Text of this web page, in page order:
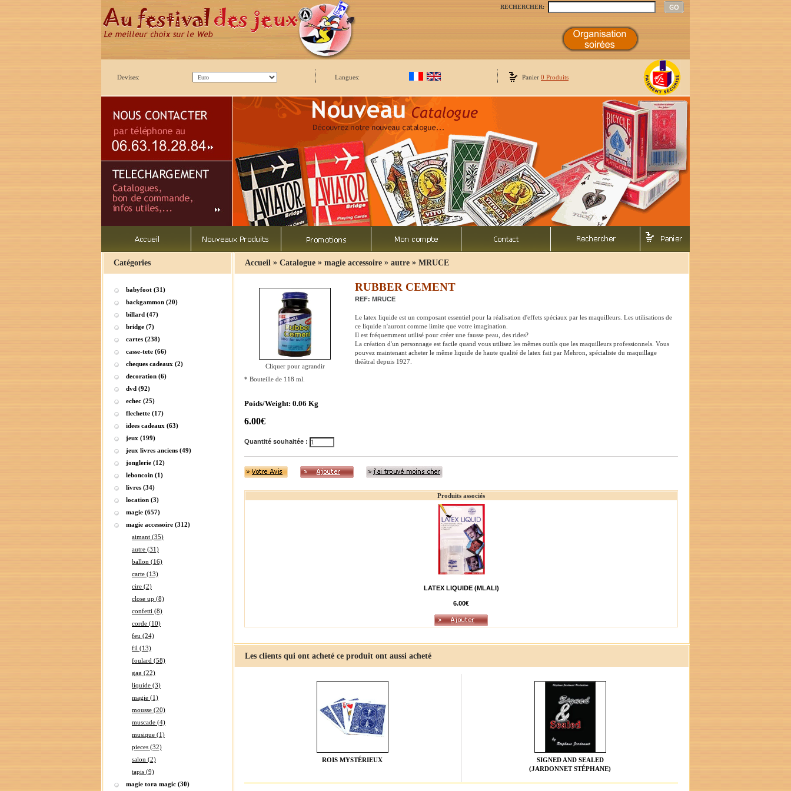
RECHERCHER:
Devises: Langues: Panier 0 Produits
Catégories
babyfoot (31)
backgammon (20)
billard (47)
bridge (7)
cartes (238)
casse-tete (66)
cheques cadeaux (2)
decoration (6)
dvd (92)
echec (25)
flechette (17)
idees cadeaux (63)
jeux (199)
jeux livres anciens (49)
jonglerie (12)
leboncoin (1)
livres (34)
location (3)
magie (657)
magie accessoire (312)
aimant (35)
autre (31)
ballon (16)
carte (13)
cire (2)
close up (8)
confetti (8)
corde (10)
feu (24)
fil (13)
foulard (58)
gag (22)
liquide (3)
magie (1)
mousse (20)
muscade (4)
musique (1)
pieces (32)
salon (2)
tapis (9)
magie tora magic (30)
Accueil » Catalogue » magie accessoire » autre » MRUCE
Cliquer pour agrandir
RUBBER CEMENT
REF: MRUCE
Le latex liquide est un composant essentiel pour la réalisation d'effets spéciaux par les maquilleurs. Les utilisations de
ce liquide n'auront comme limite que votre imagination.
Il est fréquemment utilisé pour créer une fausse peau, des rides?
La création d'un personnage est facile quand vous utilisez les mêmes outils que les maquilleurs professionnels. Vous
pouvez maintenant acheter le même liquide de haute qualité de latex fait par Mehron, spécialiste du maquillage
théâtral depuis 1927.
* Bouteille de 118 ml.
Poids/Weight: 0.06 Kg
6.00€
Quantité souhaitée :
Produits associés
LATEX LIQUIDE (MLALI)
6.00€
Les clients qui ont acheté ce produit ont aussi acheté
ROIS MYSTÉRIEUX
SIGNED AND SEALED
(JARDONNET STÉPHANE)